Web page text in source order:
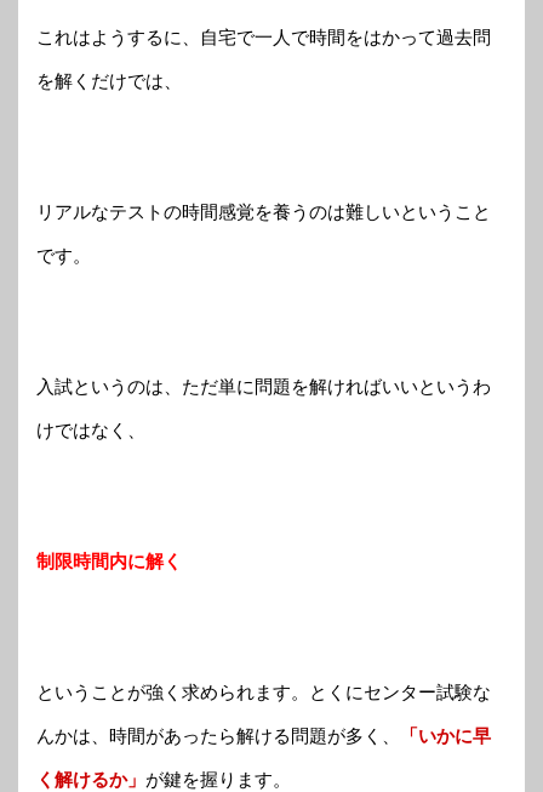
これはようするに、自宅で一人で時間をはかって過去問
を解くだけでは、
リアルなテストの時間感覚を養うのは難しいということ
です。
入試というのは、ただ単に問題を解ければいいというわ
けではなく、
制限時間内に解く
ということが強く求められます。とくにセンター試験な
んかは、時間があったら解ける問題が多く、 「いかに早
く解けるか」 が鍵を握ります。